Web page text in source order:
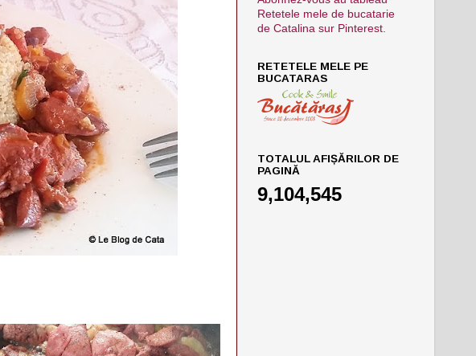
Retetele mele de bucatarie
de Catalina sur Pinterest.
RETETELE MELE PE
BUCATARAS
TOTALUL AFIȘĂRILOR DE
PAGINĂ
9,104,545